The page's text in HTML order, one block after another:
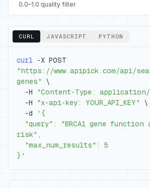
0.0–1.0 quality filter
CURL JAVASCRIPT PYTHON
curl
"https://www.apipick.com/api/
genes"
\
  -H
"Content-Type:
  -H
"x-api-key: YOUR_API_KEY"
\
  -d
}'